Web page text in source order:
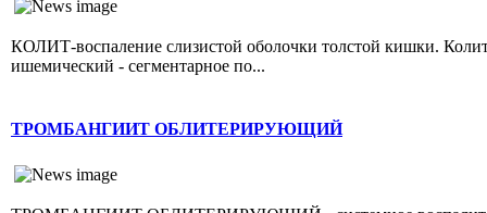
КОЛИТ-воспаление слизистой оболочки толстой кишки.
ишемический - сегментарное по...
ТРОМБАНГИИТ ОБЛИТЕРИРУЮЩИЙ